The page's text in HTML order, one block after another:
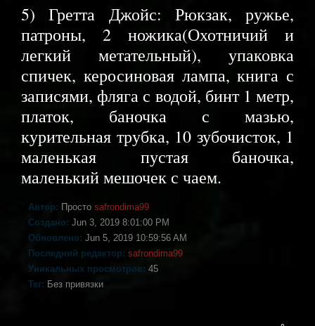
5) Гретта Джойс: Рюкзак, ружье,
патроны, 2 ножика(Охотничий и
легкий метательный), упаковка
спичек, керосиновая лампа, книга с
записями, фляга с водой, бинт 1 метр,
платок, баночка с мазью,
курительная трубка, 10 зубочисток, 1
маленькая пустая баночка,
маленький мешочек с чаем.
Автор: Просто safrondima99
Создано: Jun 3, 2019 8:01:00 PM
Обновлено: Jun 5, 2019 10:59:56 AM
Последний редактор: safrondima99
Уникальных просмотров: 45
Тег: Без привязки